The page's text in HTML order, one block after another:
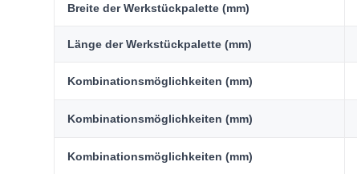
Breite der Werkstückpalette (mm)
Länge der Werkstückpalette (mm)
Kombinationsmöglichkeiten (mm)
Kombinationsmöglichkeiten (mm)
Kombinationsmöglichkeiten (mm)